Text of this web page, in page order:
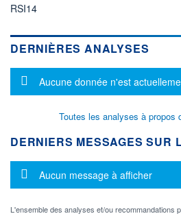
RSI14
DERNIÈRES ANALYSES
Message d'information
Aucune donnée n'est
Toutes les analyses à propos
DERNIERS MESSAGES SUR
Message d'information
Aucun message à afficher
L'ensemble des analyses et/ou recommandations